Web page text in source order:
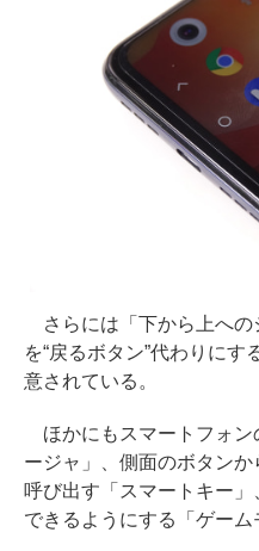
さらには「下から上への
を“戻るボタン”代わりにす
意されている。
ほかにもスマートフォン
ージャ」、側面のボタン
呼び出す「スマートキー
できるようにする「ゲーム